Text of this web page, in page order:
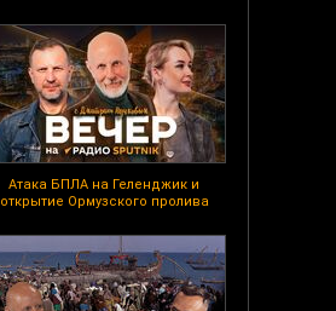
Атака БПЛА на Геленджик и
открытие Ормузского пролива